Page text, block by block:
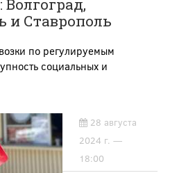
Волгоград,
и Ставрополь
по регулируемым
социальных и
28 августа
2024 г. —
18:00